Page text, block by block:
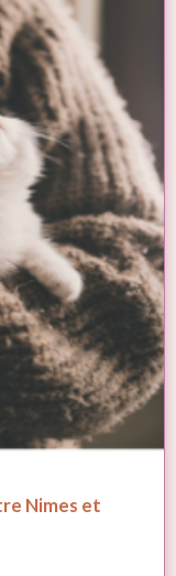
Nimes et